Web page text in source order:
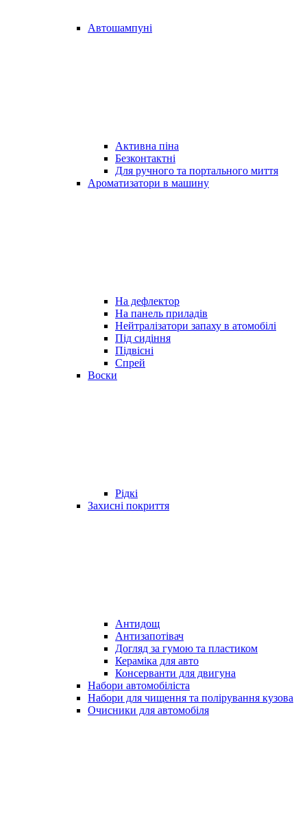
Автошампуні
Активна піна
Безконтактні
Для ручного та портального миття
Ароматизатори в машину
На дефлектор
На панель приладів
Нейтралізатори запаху в атомобілі
Під сидіння
Підвісні
Спрей
Воски
Рідкі
Захисні покриття
Антидощ
Антизапотівач
Догляд за гумою та пластиком
Кераміка для авто
Консерванти для двигуна
Набори автомобіліста
Набори для чищення та полірування кузова
Очисники для автомобіля